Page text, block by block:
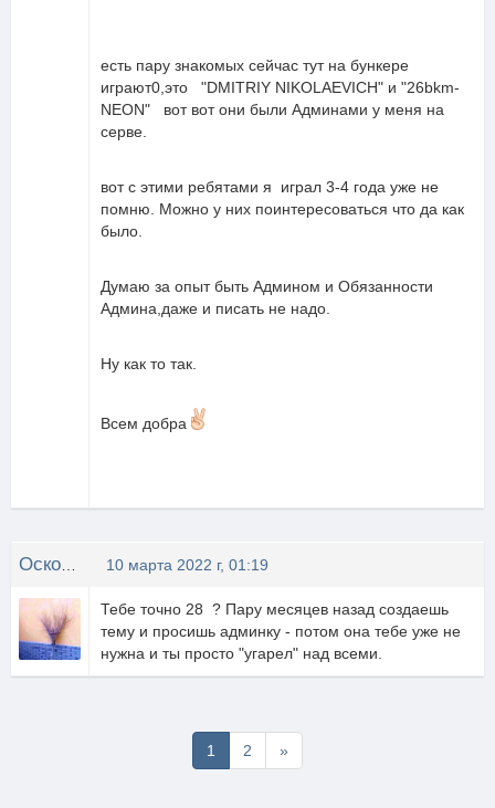
есть пару знакомых сейчас тут на бункере
играют0,это "DMITRIY NIKOLAEVICH" и "26bkm-
NEON" вот вот они были Админами у меня на
серве.
вот с этими ребятами я играл 3-4 года уже не
помню. Можно у них поинтересоваться что да как
было.
Думаю за опыт быть Админом и Обязанности
Админа,даже и писать не надо.
Ну как то так.
Всем добра
10 марта 2022 г, 01:19
Тебе точно 28 ? Пару месяцев назад создаешь
тему и просишь админку - потом она тебе уже не
нужна и ты просто "угарел" над всеми.
1 2 »Последняя